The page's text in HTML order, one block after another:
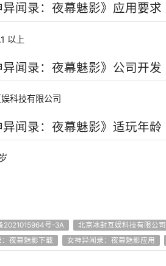
异闻录：夜幕魅影》应用要求
以上
异闻录：夜幕魅影》公司开发
科技有限公司
异闻录：夜幕魅影》适玩年龄
2021015964号-3A 北京冰封互娱科技有限公司
夜幕魅影下载
女神异闻录：夜幕魅影应用